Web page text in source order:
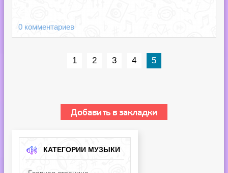
0 комментариев
1 2 3 4 5
КАТЕГОРИИ МУЗЫКИ